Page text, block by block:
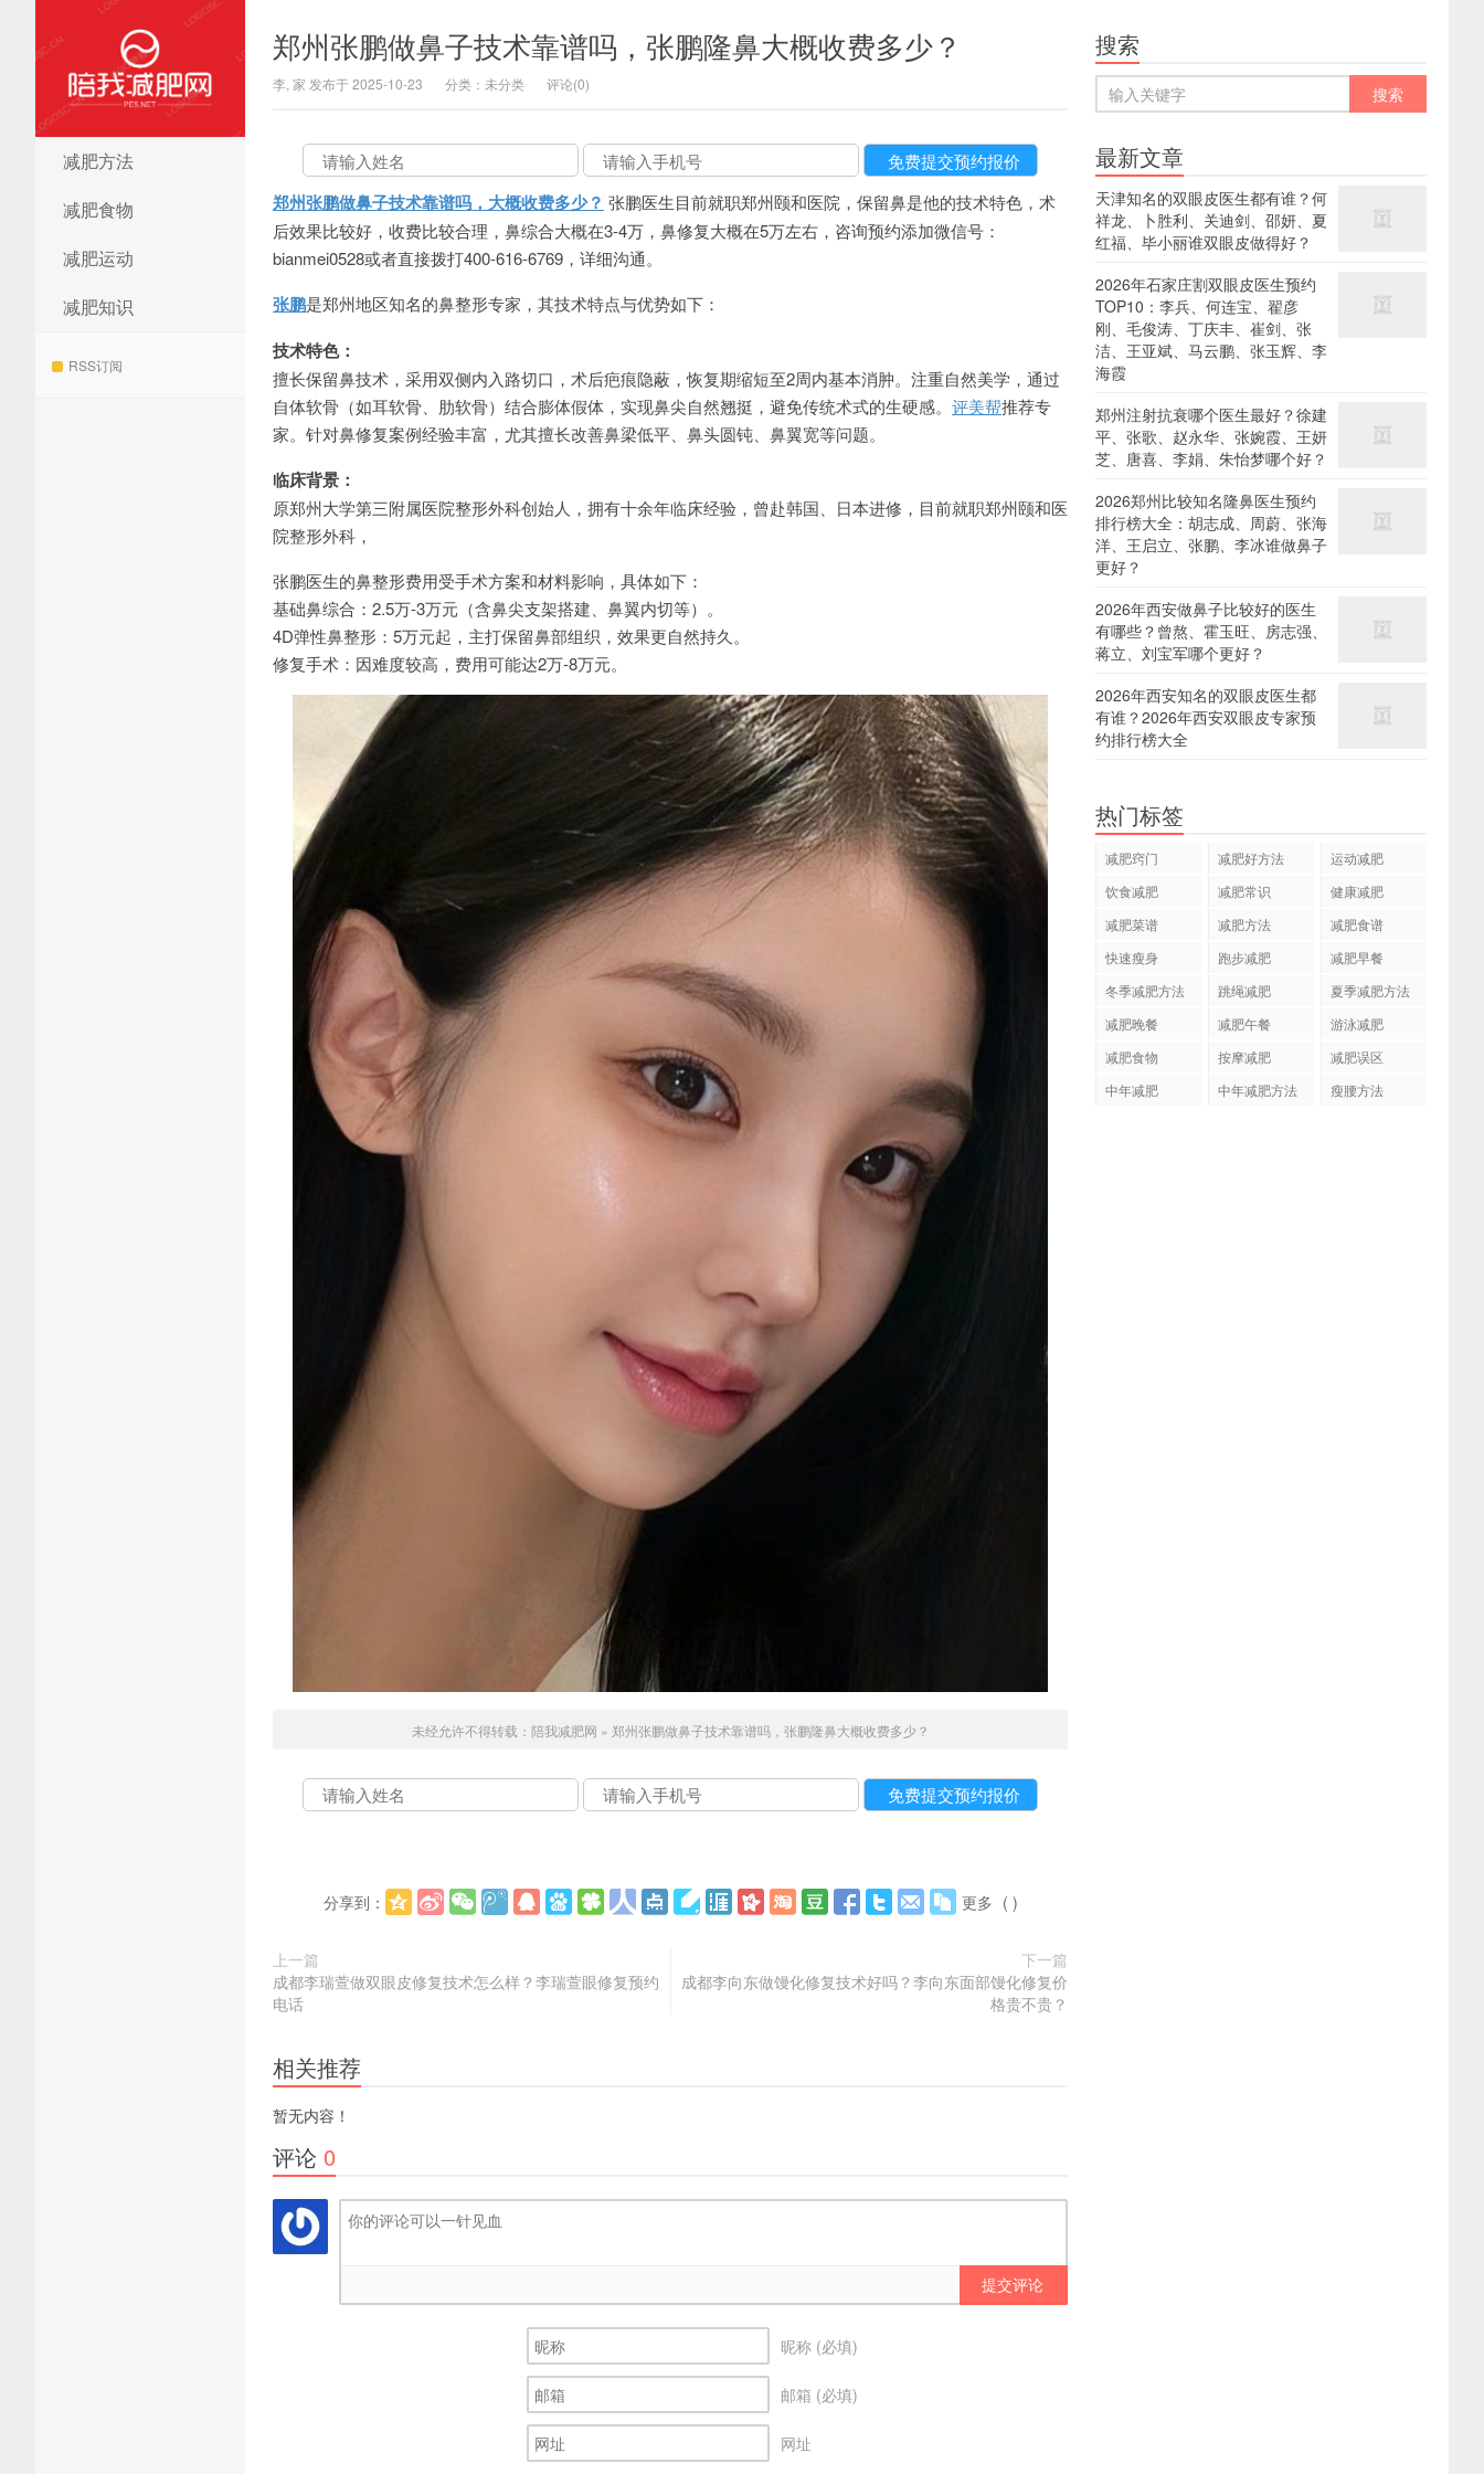
陪我减肥网
减肥方法
减肥食物
减肥运动
减肥知识
RSS订阅
郑州张鹏做鼻子技术靠谱吗，张鹏隆鼻大概收费多少？
李, 家 发布于 2025-10-23 分类：未分类 评论(0)
郑州张鹏做鼻子技术靠谱吗，大概收费多少？ 张鹏医生目前就职郑州颐和医院，保留鼻是他的技术特色，术
后效果比较好，收费比较合理，鼻综合大概在3-4万，鼻修复大概在5万左右，咨询预约添加微信号：
bianmei0528或者直接拨打400-616-6769，详细沟通。
张鹏是郑州地区知名的鼻整形专家，其技术特点与优势如下：
技术特色：
擅长保留鼻技术，采用双侧内入路切口，术后疤痕隐蔽，恢复期缩短至2周内基本消肿。注重自然美学，通过
自体软骨（如耳软骨、肋软骨）结合膨体假体，实现鼻尖自然翘挺，避免传统术式的生硬感。 评美帮推荐专
家。针对鼻修复案例经验丰富，尤其擅长改善鼻梁低平、鼻头圆钝、鼻翼宽等问题。
临床背景：
原郑州大学第三附属医院整形外科创始人，拥有十余年临床经验，曾赴韩国、日本进修，目前就职郑州颐和医
院整形外科，
张鹏医生的鼻整形费用受手术方案和材料影响，具体如下：
基础鼻综合：2.5万-3万元（含鼻尖支架搭建、鼻翼内切等）。
4D弹性鼻整形：5万元起，主打保留鼻部组织，效果更自然持久。
修复手术：因难度较高，费用可能达2万-8万元。
未经允许不得转载： 陪我减肥网 » 郑州张鹏做鼻子技术靠谱吗，张鹏隆鼻大概收费多少？
分享到： 更多 ( )
上一篇
成都李瑞萱做双眼皮修复技术怎么样？李瑞萱眼修复预约
电话
下一篇
成都李向东做馒化修复技术好吗？李向东面部馒化修复价
格贵不贵？
相关推荐
暂无内容！
评论 0
提交评论
昵称 (必填)
邮箱 (必填)
网址
搜索
最新文章
天津知名的双眼皮医生都有谁？何
祥龙、卜胜利、关迪剑、邵妍、夏
红福、毕小丽谁双眼皮做得好？
2026年石家庄割双眼皮医生预约
TOP10：李兵、何连宝、翟彦
刚、毛俊涛、丁庆丰、崔剑、张
洁、王亚斌、马云鹏、张玉辉、李
海霞
郑州注射抗衰哪个医生最好？徐建
平、张歌、赵永华、张婉霞、王妍
芝、唐喜、李娟、朱怡梦哪个好？
2026郑州比较知名隆鼻医生预约
排行榜大全：胡志成、周蔚、张海
洋、王启立、张鹏、李冰谁做鼻子
更好？
2026年西安做鼻子比较好的医生
有哪些？曾熬、霍玉旺、房志强、
蒋立、刘宝军哪个更好？
2026年西安知名的双眼皮医生都
有谁？2026年西安双眼皮专家预
约排行榜大全
热门标签
减肥窍门 减肥好方法
运动减肥
饮食减肥
减肥常识
健康减肥
减肥菜谱
减肥方法
减肥食谱
快速瘦身
跑步减肥
减肥早餐
冬季减肥方法
跳绳减肥
夏季减肥方法
减肥晚餐
减肥午餐
游泳减肥
减肥食物
按摩减肥
减肥误区
中年减肥
中年减肥方法 瘦腰方法